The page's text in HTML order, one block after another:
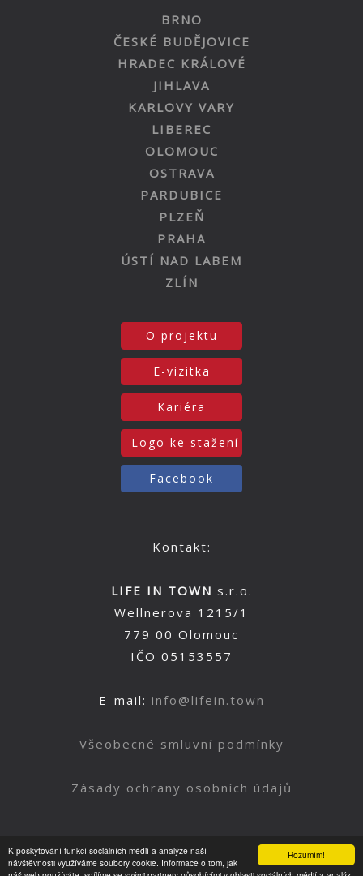
Rozumím!
K poskytování funkcí sociálních médií a analýze naší
návštěvnosti využíváme soubory cookie. Informace o tom, jak
BRNO
ČESKÉ BUDĚJOVICE
HRADEC KRÁLOVÉ
JIHLAVA
KARLOVY VARY
LIBEREC
OLOMOUC
OSTRAVA
PARDUBICE
PLZEŇ
PRAHA
ÚSTÍ NAD LABEM
ZLÍN
O projektu
E-vizitka
Kariéra
Logo ke stažení
Facebook
Kontakt:
LIFE IN TOWN s.r.o.
Wellnerova 1215/1
779 00 Olomouc
IČO 05153557
E-mail: info@lifein.town
Všeobecné smluvní podmínky
Zásady ochrany osobních údajů
Nahoru